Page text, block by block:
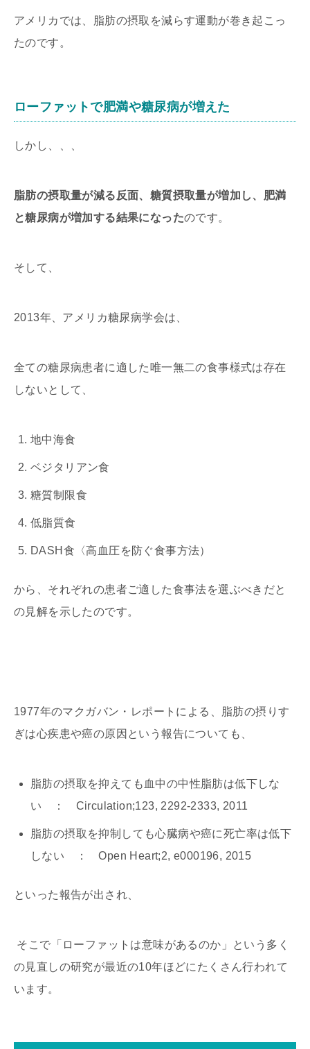
アメリカでは、脂肪の摂取を減らす運動が巻き起こっ
たのです。
ローファットで肥満や糖尿病が増えた
しかし、、、
脂肪の摂取量が減る反面、糖質摂取量が増加し、肥満
と糖尿病が増加する結果になったのです。
そして、
2013年、アメリカ糖尿病学会は、
全ての糖尿病患者に適した唯一無二の食事様式は存在
しないとして、
地中海食
ベジタリアン食
糖質制限食
低脂質食
DASH食〈高血圧を防ぐ食事方法）
から、それぞれの患者ご適した食事法を選ぶべきだと
の見解を示したのです。
1977年のマクガバン・レポートによる、脂肪の摂りす
ぎは心疾患や癌の原因という報告についても、
脂肪の摂取を抑えても血中の中性脂肪は低下しな
い ： Circulation;123, 2292-2333, 2011
脂肪の摂取を抑制しても心臓病や癌に死亡率は低下
しない ： Open Heart;2, e000196, 2015
といった報告が出され、
そこで「ローファットは意味があるのか」という多く
の見直しの研究が最近の10年ほどにたくさん行われて
います。